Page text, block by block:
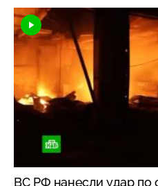
ВС РФ нанесли удар по